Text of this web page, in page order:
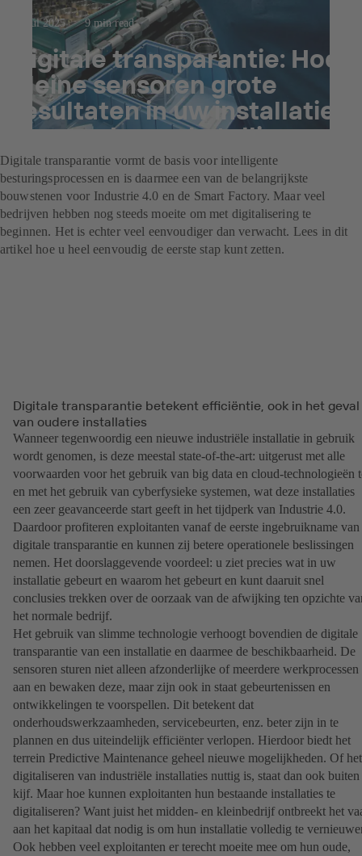
23 jul 2025 9 min read
Digitale transparantie: Hoe
kleine sensoren grote
resultaten in uw installatie
kunnen bewerkstelligen
Digitale transparantie vormt de basis voor intelligente
besturingsprocessen en is daarmee een van de belangrijkste
bouwstenen voor Industrie 4.0 en de Smart Factory. Maar veel
bedrijven hebben nog steeds moeite om met digitalisering te
beginnen. Het is echter veel eenvoudiger dan verwacht. Lees in dit
artikel hoe u heel eenvoudig de eerste stap kunt zetten.
Digitale transparantie betekent efficiëntie, ook in het geval
van oudere installaties
Wanneer tegenwoordig een nieuwe industriële installatie in gebruik
wordt genomen, is deze meestal state-of-the-art: uitgerust met alle
voorwaarden voor het gebruik van big data en cloud-technologieën
en met het gebruik van cyberfysieke systemen, wat deze installaties
een zeer geavanceerde start geeft in het tijdperk van Industrie 4.0.
Daardoor profiteren exploitanten vanaf de eerste ingebruikname van
digitale transparantie en kunnen zij betere operationele beslissingen
nemen. Het doorslaggevende voordeel: u ziet precies wat in uw
installatie gebeurt en waarom het gebeurt en kunt daaruit snel
conclusies trekken over de oorzaak van de afwijking ten opzichte
het normale bedrijf.
Het gebruik van slimme technologie verhoogt bovendien de digitale
transparantie van een installatie en daarmee de beschikbaarheid. De
sensoren sturen niet alleen afzonderlijke of meerdere werkprocessen
aan en bewaken deze, maar zijn ook in staat gebeurtenissen en
ontwikkelingen te voorspellen. Dit betekent dat
onderhoudswerkzaamheden, servicebeurten, enz. beter zijn in te
plannen en dus uiteindelijk efficiënter verlopen. Hierdoor biedt het
terrein Predictive Maintenance geheel nieuwe mogelijkheden. Of het
digitaliseren van industriële installaties nuttig is, staat dan ook buiten
kijf. Maar hoe kunnen exploitanten hun bestaande installaties te
digitaliseren? Want juist het midden- en kleinbedrijf ontbreekt het
aan het kapitaal dat nodig is om hun installatie volledig te
Ook hebben veel exploitanten er terecht moeite mee om hun oude,